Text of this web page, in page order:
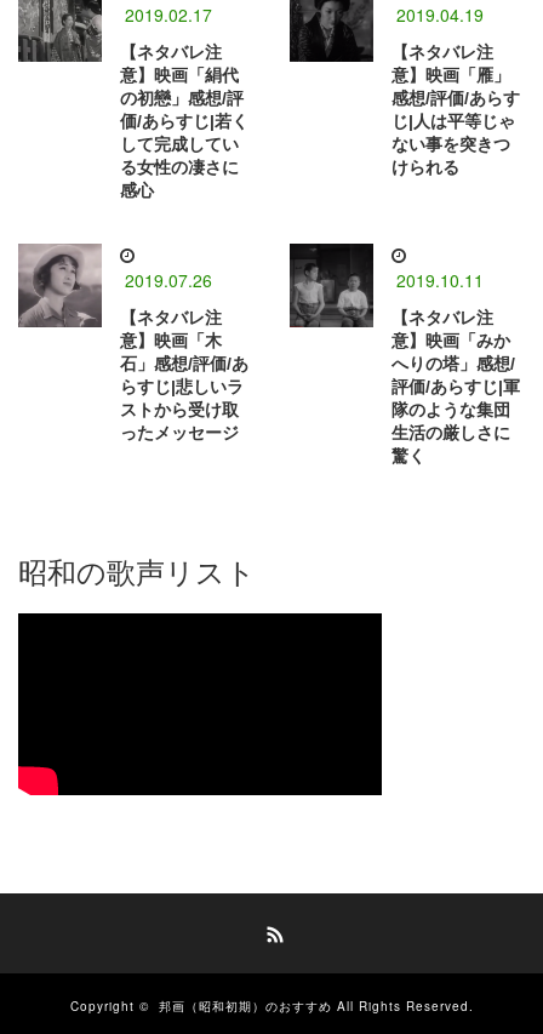
2019.02.17
【ネタバレ注
意】映画「絹代
の初戀」感想/評
価/あらすじ|若く
して完成してい
る女性の凄さに
感心
2019.04.19
【ネタバレ注
意】映画「雁」
感想/評価/あらす
じ|人は平等じゃ
ない事を突きつ
けられる
2019.07.26
【ネタバレ注
意】映画「木
石」感想/評価/あ
らすじ|悲しいラ
ストから受け取
ったメッセージ
2019.10.11
【ネタバレ注
意】映画「みか
へりの塔」感想/
評価/あらすじ|軍
隊のような集団
生活の厳しさに
驚く
昭和の歌声リスト
Copyright © 邦画（昭和初期）のおすすめ All Rights Reserved.